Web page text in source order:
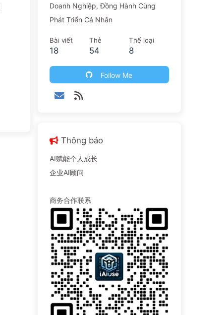
Doanh Nghiệp, Đồng Hành Cùng
Phát Triển Cá Nhân
Bài viết
18
Thẻ
54
Thể loại
8
Follow Me
Thông báo
AI赋能个人成长
企业AI顾问
商务合作联系